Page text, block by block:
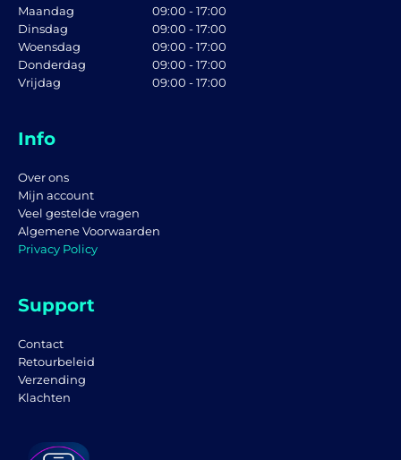
Maandag
09:00 - 17:00
Dinsdag
09:00 - 17:00
Woensdag
09:00 - 17:00
Donderdag
09:00 - 17:00
Vrijdag
09:00 - 17:00
Info
Over ons
Mijn account
Veel gestelde vragen
Algemene Voorwaarden
Privacy Policy
Support
Contact
Retourbeleid
Verzending
Klachten